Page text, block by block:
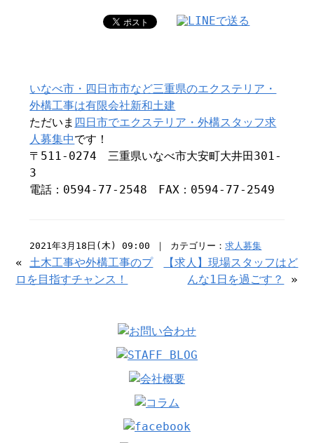
いなべ市・四日市市など三重県のエクステリア・
外構工事は有限会社新和土建
ただいま 四日市でエクステリア・外構スタッフ求
人募集中です！
〒511-0274 三重県いなべ市大安町大井田301-
3
電話：0594-77-2548 FAX：0594-77-2549
2021年3月18日(木) 09:00 ｜ カテゴリー：求人募集
«土木工事や外構工事のプ
ロを目指すチャンス！
【求人】現場スタッフはど
んな1日を過ごす？
»